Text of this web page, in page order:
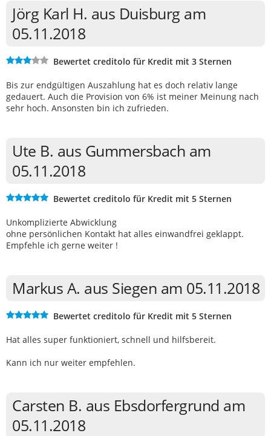
Jörg Karl H. aus Duisburg am
05.11.2018
Bewertet creditolo für Kredit mit 3 Sternen
Bis zur endgültigen Auszahlung hat es doch relativ lange
gedauert. Auch die Provision von 6% ist meiner Meinung nach
sehr hoch. Ansonsten bin ich zufrieden.
Ute B. aus Gummersbach am
05.11.2018
Bewertet creditolo für Kredit mit 5 Sternen
Unkomplizierte Abwicklung
ohne persönlichen Kontakt hat alles einwandfrei geklappt.
Empfehle ich gerne weiter !
Markus A. aus Siegen am 05.11.2018
Bewertet creditolo für Kredit mit 5 Sternen
Hat alles super funktioniert, schnell und hilfsbereit.
Kann ich nur weiter empfehlen.
Carsten B. aus Ebsdorfergrund am
05.11.2018